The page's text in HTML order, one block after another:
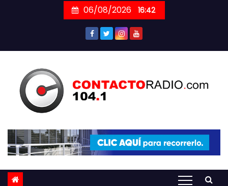
06/08/2026 16:42